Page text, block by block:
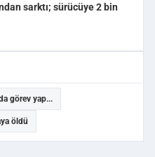
sarktı; sürücüye 2 bin
görev yap...
öldü